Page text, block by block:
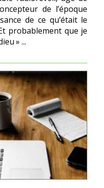
de l’époque
de ce qu’était le
probablement que je
» ...